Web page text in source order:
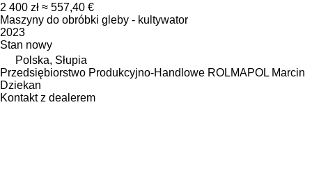
2 400 zł ≈ 557,40 €
Maszyny do obróbki gleby - kultywator
2023
Stan nowy
Polska, Słupia
Przedsiębiorstwo Produkcyjno-Handlowe ROLMAPOL Marcin
Dziekan
Kontakt z dealerem